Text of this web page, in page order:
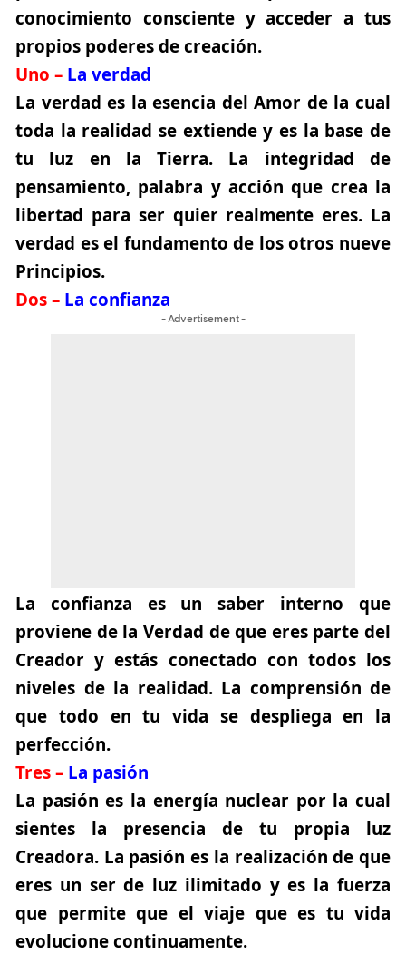
conocimiento consciente y acceder a tus
propios poderes de creación.
Uno – La verdad
La verdad es la esencia del Amor de la cual
toda la realidad se extiende y es la base de
tu luz en la Tierra. La integridad de
pensamiento, palabra y acción que crea la
libertad para ser quier realmente eres. La
verdad es el fundamento de los otros nueve
Principios.
Dos – La confianza
- Advertisement -
La confianza es un saber interno que
proviene de la Verdad de que eres parte del
Creador y estás conectado con todos los
niveles de la realidad. La comprensión de
que todo en tu vida se despliega en la
perfección.
Tres – La pasión
La pasión es la energía nuclear por la cual
sientes la presencia de tu propia luz
Creadora. La pasión es la realización de que
eres un ser de luz ilimitado y es la fuerza
que permite que el viaje que es tu vida
evolucione continuamente.